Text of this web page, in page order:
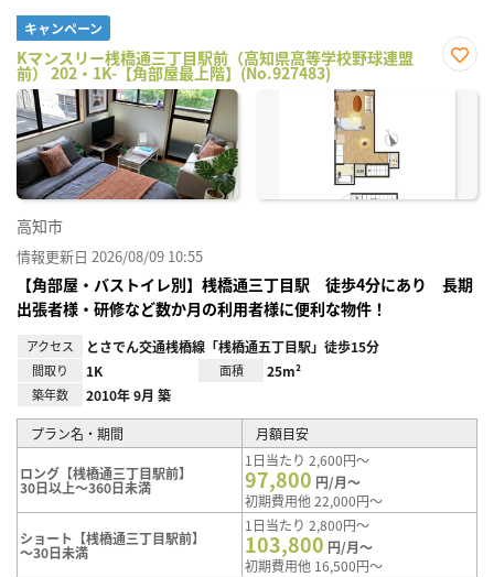
キャンペーン
Kマンスリー桟橋通三丁目駅前（高知県高等学校野球連盟
前） 202・1K-【角部屋最上階】(No.927483)
に入
高知市
情報更新日 2026/08/09 10:55
【角部屋・バストイレ別】桟橋通三丁目駅 徒歩4分にあり 長期
出張者様・研修など数か月の利用者様に便利な物件！
アクセス とさでん交通桟橋線「桟橋通五丁目駅」徒歩15分
間取り 1K 面積 25m²
築年数 2010年 9月 築
プラン名・期間 月額目安
ロング【桟橋通三丁目駅前】
30日以上～360日未満
1日当たり 2,600円～
97,800 円/月～
初期費用他 22,000円～
ショート【桟橋通三丁目駅前】
～30日未満
1日当たり 2,800円～
103,800 円/月～
初期費用他 16,500円～